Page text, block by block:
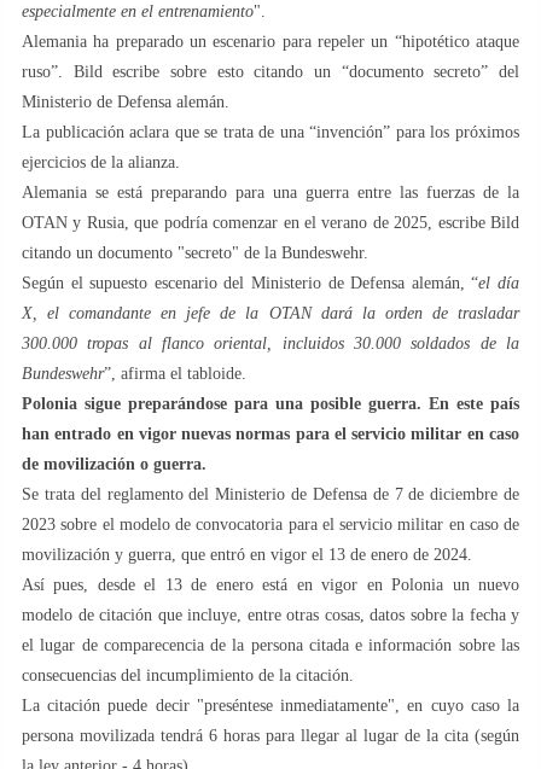
especialmente en el entrenamiento".
Alemania ha preparado un escenario para repeler un “hipotético ataque
ruso”. Bild escribe sobre esto citando un “documento secreto” del
Ministerio de Defensa alemán.
La publicación aclara que se trata de una “invención” para los próximos
ejercicios de la alianza.
Alemania se está preparando para una guerra entre las fuerzas de la
OTAN y Rusia, que podría comenzar en el verano de 2025, escribe Bild
citando un documento "secreto" de la Bundeswehr.
Según el supuesto escenario del Ministerio de Defensa alemán, “el día
X, el comandante en jefe de la OTAN dará la orden de trasladar
300.000 tropas al flanco oriental, incluidos 30.000 soldados de la
Bundeswehr”, afirma el tabloide.
Polonia sigue preparándose para una posible guerra. En este país
han entrado en vigor nuevas normas para el servicio militar en caso
de movilización o guerra.
Se trata del reglamento del Ministerio de Defensa de 7 de diciembre de
2023 sobre el modelo de convocatoria para el servicio militar en caso de
movilización y guerra, que entró en vigor el 13 de enero de 2024.
Así pues, desde el 13 de enero está en vigor en Polonia un nuevo
modelo de citación que incluye, entre otras cosas, datos sobre la fecha y
el lugar de comparecencia de la persona citada e información sobre las
consecuencias del incumplimiento de la citación.
La citación puede decir "preséntese inmediatamente", en cuyo caso la
persona movilizada tendrá 6 horas para llegar al lugar de la cita (según